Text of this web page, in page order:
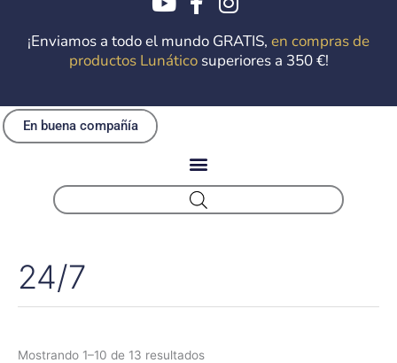
¡Enviamos a todo el mundo GRATIS, en compras de
productos Lunáticosuperiores a 350 €!
En buena compañía
24/7
Mostrando 1–10 de 13 resultados